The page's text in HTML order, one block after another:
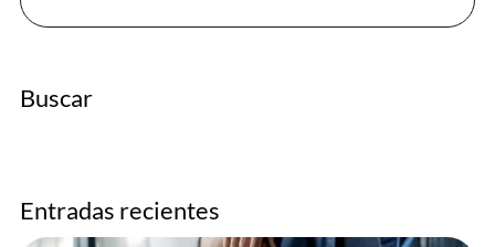
Buscar
Entradas recientes